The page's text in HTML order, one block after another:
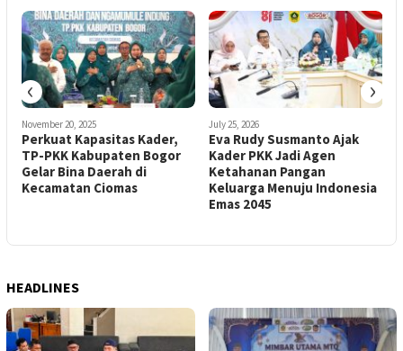
November 20, 2025
Perkuat Kapasitas Kader,
TP-PKK Kabupaten Bogor
Gelar Bina Daerah di
Kecamatan Ciomas
July 25, 2026
Eva Rudy Susmanto Ajak
Kader PKK Jadi Agen
Ketahanan Pangan
Keluarga Menuju Indonesia
Emas 2045
‹ ›
HEADLINES